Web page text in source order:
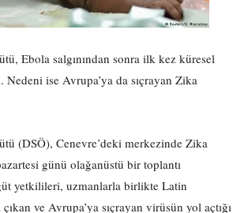
Ebola salgınından sonra ilk kez küresel
Nedeni ise Avrupa’ya da sıçrayan Zika
(DSÖ), Cenevre’deki merkezinde Zika
günü olağanüstü bir toplantı
yetkilileri, uzmanlarla birlikte Latin
ve Avrupa’ya sıçrayan virüsün yol açtığı